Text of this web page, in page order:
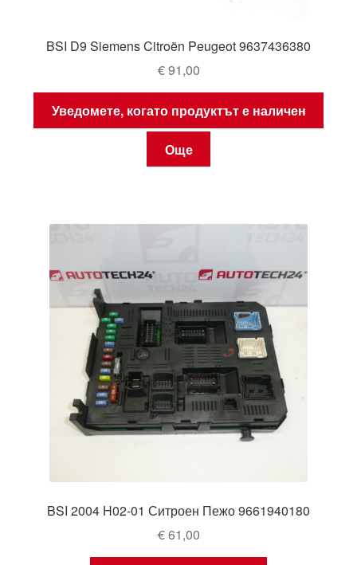
BSI D9 Siemens Citroën Peugeot 9637436380
€91,00
Уведомете, когато продуктът е наличен
Още
BSI 2004 H02-01 Ситроен Пежо 9661940180
€61,00